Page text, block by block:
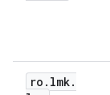
ro . lmk.